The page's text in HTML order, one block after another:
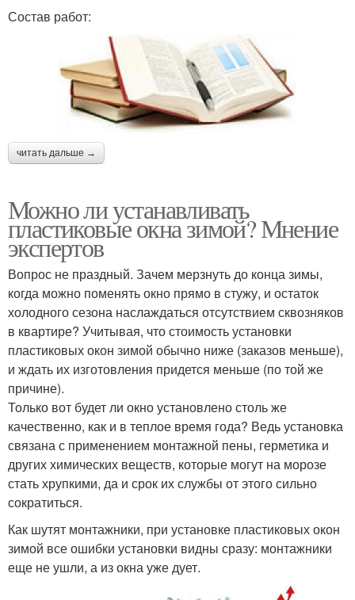
Состав работ:
читать дальше →
Можно ли устанавливать
пластиковые окна зимой? Мнение
экспертов
Вопрос не праздный. Зачем мерзнуть до конца зимы,
когда можно поменять окно прямо в стужу, и остаток
холодного сезона наслаждаться отсутствием сквозняков
в квартире? Учитывая, что стоимость установки
пластиковых окон зимой обычно ниже (заказов меньше),
и ждать их изготовления придется меньше (по той же
причине).
Только вот будет ли окно установлено столь же
качественно, как и в теплое время года? Ведь установка
связана с применением монтажной пены, герметика и
других химических веществ, которые могут на морозе
стать хрупкими, да и срок их службы от этого сильно
сократиться.
Как шутят монтажники, при установке пластиковых окон
зимой все ошибки установки видны сразу: монтажники
еще не ушли, а из окна уже дует.